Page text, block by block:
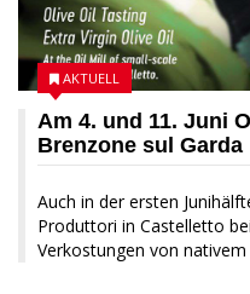
Am 4. und 11. Juni
Brenzone sul Garda
Auch in der ersten
Produttori in Castelletto
Verkostungen von nativem
AKTUELL